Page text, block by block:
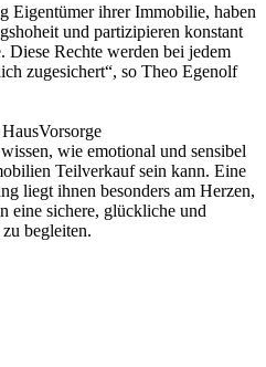
Eigentümer ihrer Immobilie, haben
und partizipieren konstant
Rechte werden bei jedem
zugesichert“, so Theo Egenolf
wie emotional und sensibel
Teilverkauf sein kann. Eine
liegt ihnen besonders am Herzen,
eine sichere, glückliche und
begleiten.